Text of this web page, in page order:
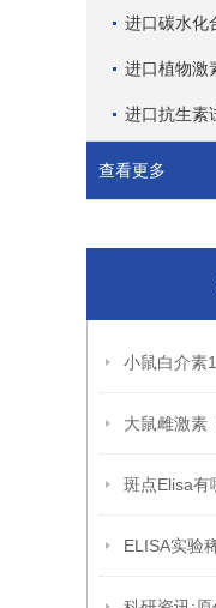
进口碳水化
进口植物激
进口抗生素
查看更多
小鼠白介素
大鼠雌激素
斑点Elisa有
ELISA实验